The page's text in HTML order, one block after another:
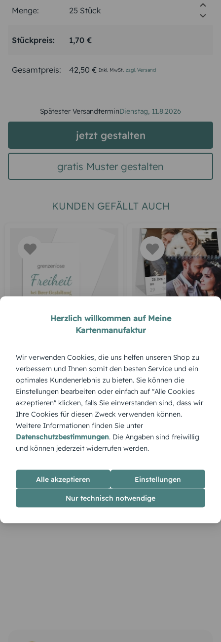
Menge:
Stückpreis: 1,70 €
Gesamtpreis: 42,50 € Inkl. MwSt. zzgl. Versand
Spätester VersandterminDienstag, 11.8.2026
jetzt gestalten
gratis Muster gestalten
KUNDEN GEFÄLLT AUCH
DANKESKARTE HOCHZEIT WOCHENKALENDER
Tischkalender Blanko
Herzlich willkommen auf Meine
Kartenmanufaktur
Wir verwenden Cookies, die uns helfen unseren Shop zu
verbessern und Ihnen somit den besten Service und ein
optimales Kundenerlebnis zu bieten. Sie können die
Einstellungen bearbeiten oder einfach auf "Alle Cookies
akzeptieren" klicken, falls Sie einverstanden sind, dass wir
Ihre Cookies für diesen Zweck verwenden können.
Weitere Informationen finden Sie unter
Datenschutzbestimmungen. Die Angaben sind freiwillig
und können jederzeit widerrufen werden.
Alle akzeptieren Einstellungen
Nur technisch notwendige